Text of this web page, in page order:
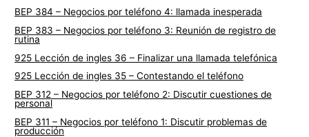
BEP 384 – Negocios por teléfono 4: llamada inesperada
BEP 383 – Negocios por teléfono 3: Reunión de registro de
rutina
925 Lección de ingles 36 – Finalizar una llamada telefónica
925 Lección de ingles 35 – Contestando el teléfono
BEP 312 – Negocios por teléfono 2: Discutir cuestiones de
personal
BEP 311 – Negocios por teléfono 1: Discutir problemas de
producción